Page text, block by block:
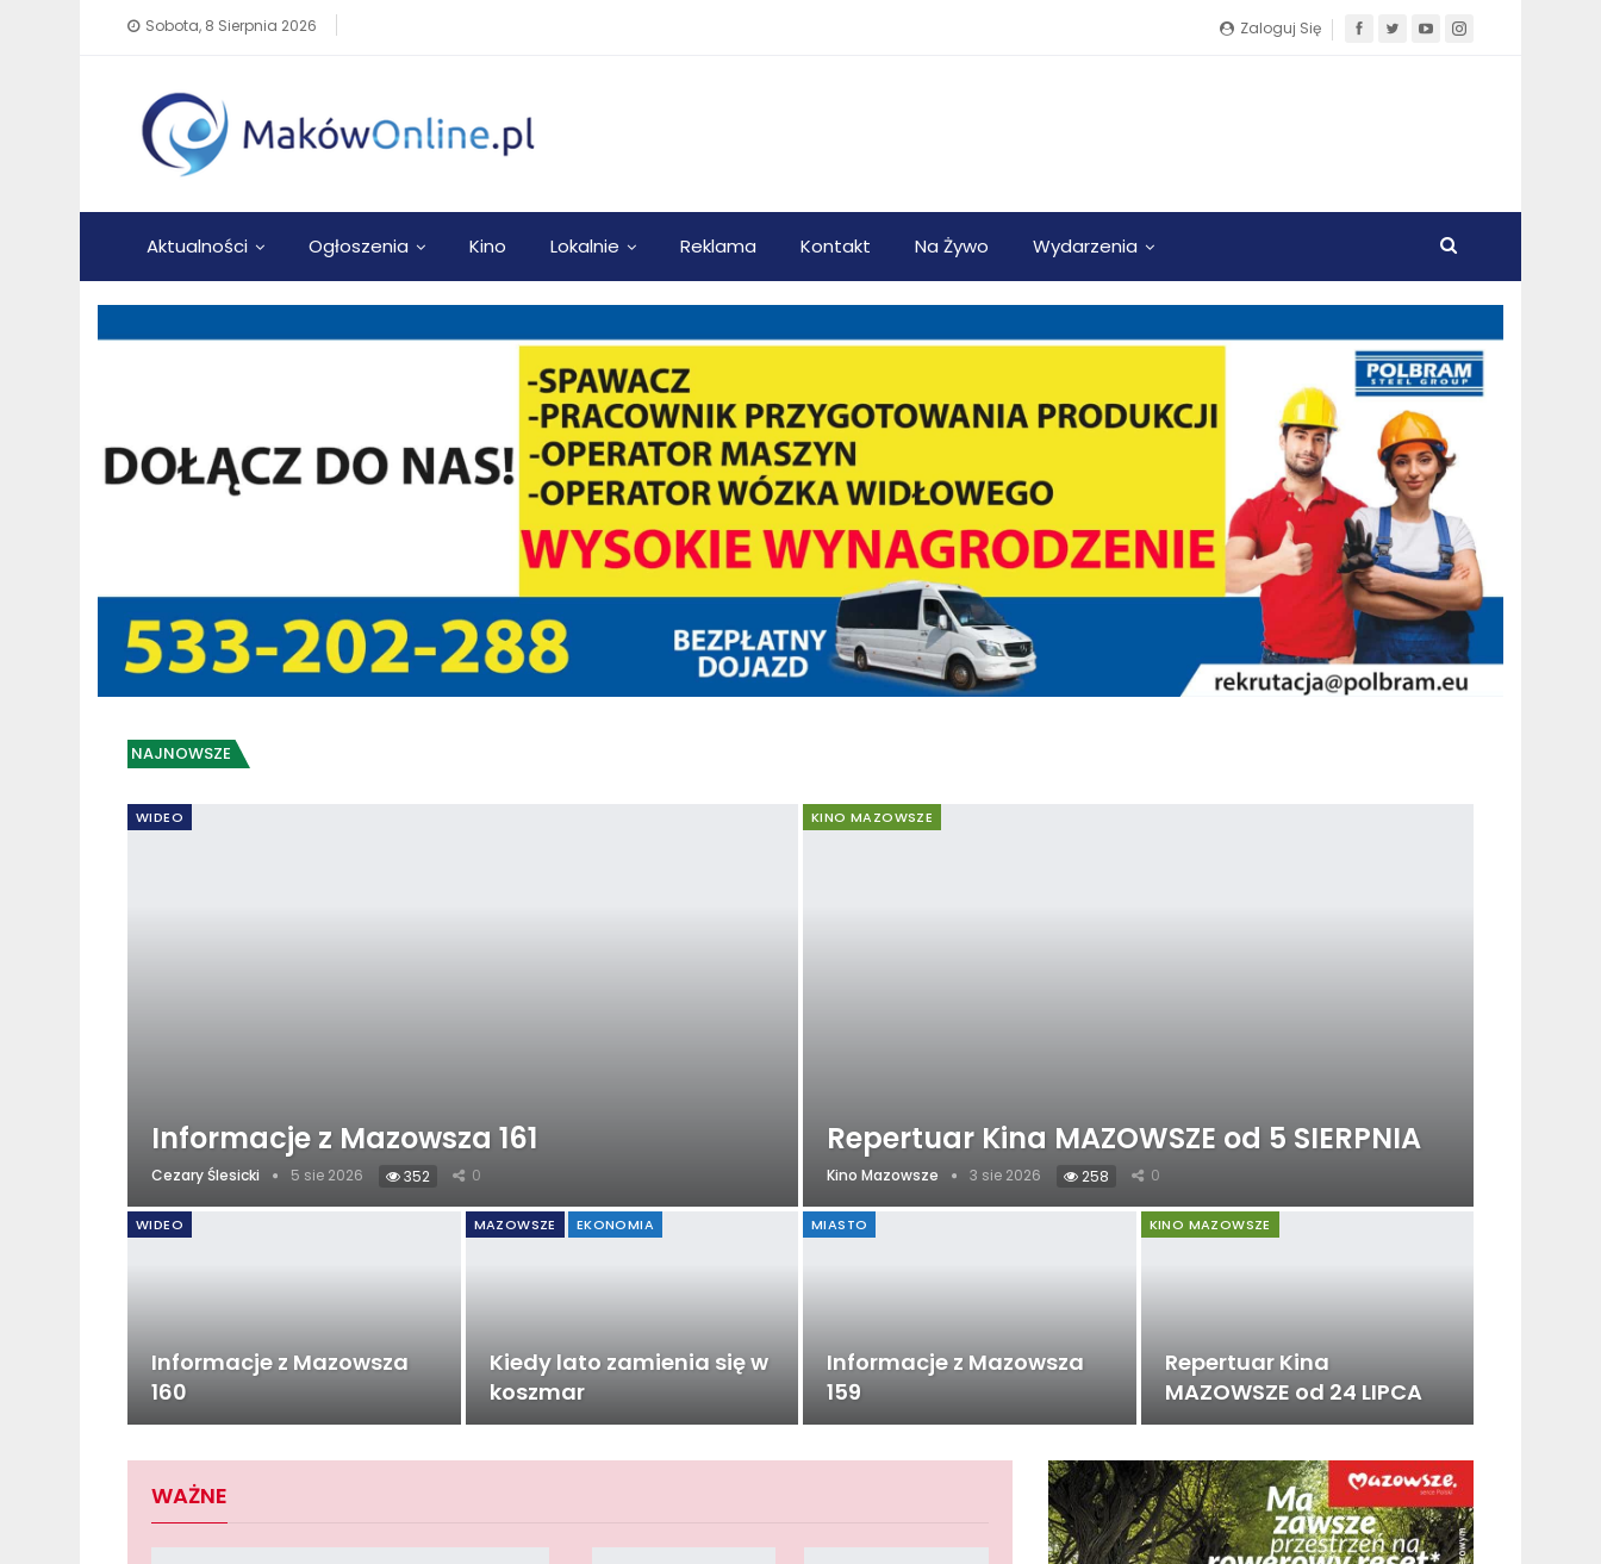
Zaloguj Się
Sobota, 8 Sierpnia 2026
Aktualności Ogłoszenia Kino Lokalnie Reklama Kontakt Na Żywo Wydarzenia
NAJNOWSZE
WIDEO
Informacje z Mazowsza 161
Cezary Ślesicki 5 sie 2026 352 0
KINO MAZOWSZE
Repertuar Kina MAZOWSZE od 5 SIERPNIA
Kino Mazowsze 3 sie 2026 258 0
WIDEO
Informacje z Mazowsza
160
MAZOWSZE EKONOMIA
Kiedy lato zamienia się w
koszmar
MIASTO
Informacje z Mazowsza
159
KINO MAZOWSZE
Repertuar Kina
MAZOWSZE od 24 LIPCA
WAŻNE